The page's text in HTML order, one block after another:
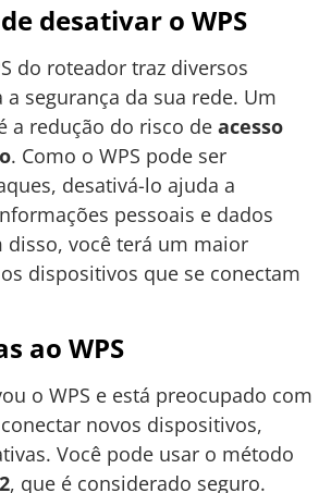
desativar o WPS
do roteador traz diversos
segurança da sua rede. Um
a redução do risco de acesso
. Como o WPS pode ser
desativá-lo ajuda a
pessoais e dados
disso, você terá um maior
dispositivos que se conectam
ao WPS
o WPS e está preocupado com
novos dispositivos,
Você pode usar o método
, que é considerado seguro.